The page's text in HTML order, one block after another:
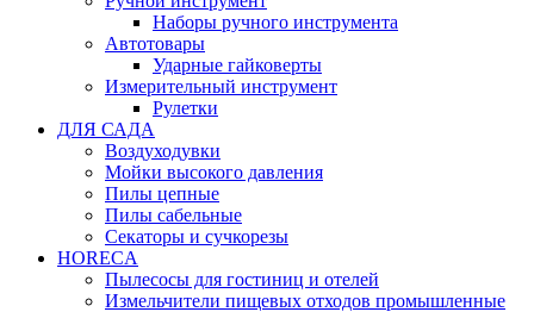
Наборы ручного инструмента
Автотовары
Ударные гайковерты
Измерительный инструмент
Рулетки
ДЛЯ САДА
Воздуходувки
Мойки высокого давления
Пилы цепные
Пилы сабельные
Секаторы и сучкорезы
HORECA
Пылесосы для гостиниц и отелей
Измельчители пищевых отходов промышленные